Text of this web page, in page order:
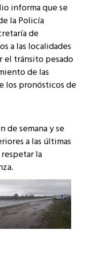
informa que se
la Policía
de
a las localidades
tránsito pesado
de las
los pronósticos de
de semana y se
a las últimas
la